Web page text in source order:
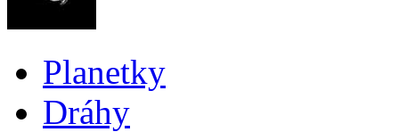
Planetky
Dráhy